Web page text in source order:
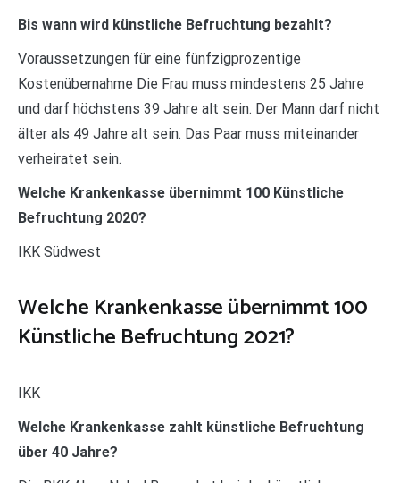
Bis wann wird künstliche Befruchtung bezahlt?
Voraussetzungen für eine fünfzigprozentige
Kostenübernahme Die Frau muss mindestens 25 Jahre
und darf höchstens 39 Jahre alt sein. Der Mann darf nicht
älter als 49 Jahre alt sein. Das Paar muss miteinander
verheiratet sein.
Welche Krankenkasse übernimmt 100 Künstliche
Befruchtung 2020?
IKK Südwest
Welche Krankenkasse übernimmt 100
Künstliche Befruchtung 2021?
IKK
Welche Krankenkasse zahlt künstliche Befruchtung
über 40 Jahre?